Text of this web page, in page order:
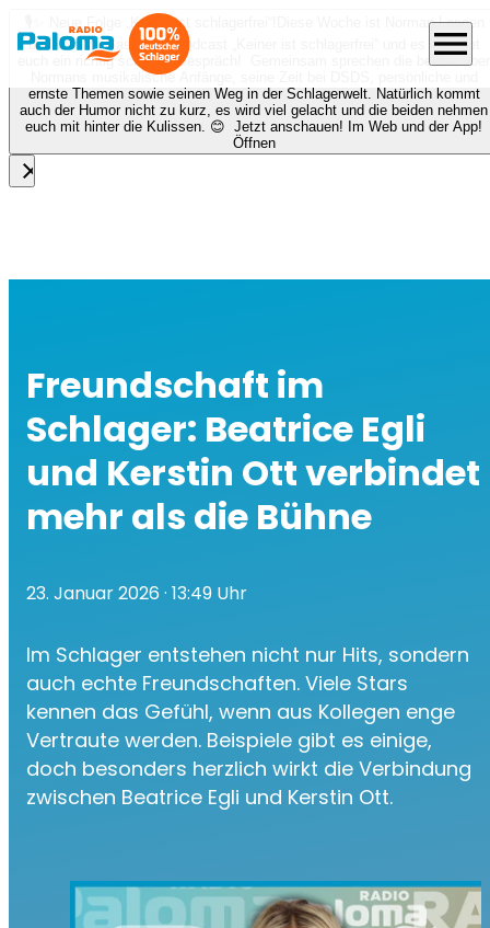
🎙️✨ Neue Folge „Keiner ist schlagerfrei“!
Diese Woche ist Norman Langen
bei Nora zu Gast beim Podcast „Keiner ist schlagerfrei“ und es erwartet
euch ein richtig schönes Gespräch! Gemeinsam sprechen die beiden über
Normans musikalische Anfänge, seine Zeit bei DSDS, persönliche und
ernste Themen sowie seinen Weg in der Schlagerwelt. Natürlich kommt
auch der Humor nicht zu kurz, es wird viel gelacht und die beiden nehmen
euch mit hinter die Kulissen. 😊 Jetzt anschauen! Im Web und der App!
Öffnen
close
menu
Freundschaft im
Schlager: Beatrice Egli
und Kerstin Ott verbindet
mehr als die Bühne
23. Januar 2026 · 13:49 Uhr
Im Schlager entstehen nicht nur Hits, sondern
auch echte Freundschaften. Viele Stars
kennen das Gefühl, wenn aus Kollegen enge
Vertraute werden. Beispiele gibt es einige,
doch besonders herzlich wirkt die Verbindung
zwischen Beatrice Egli und Kerstin Ott.